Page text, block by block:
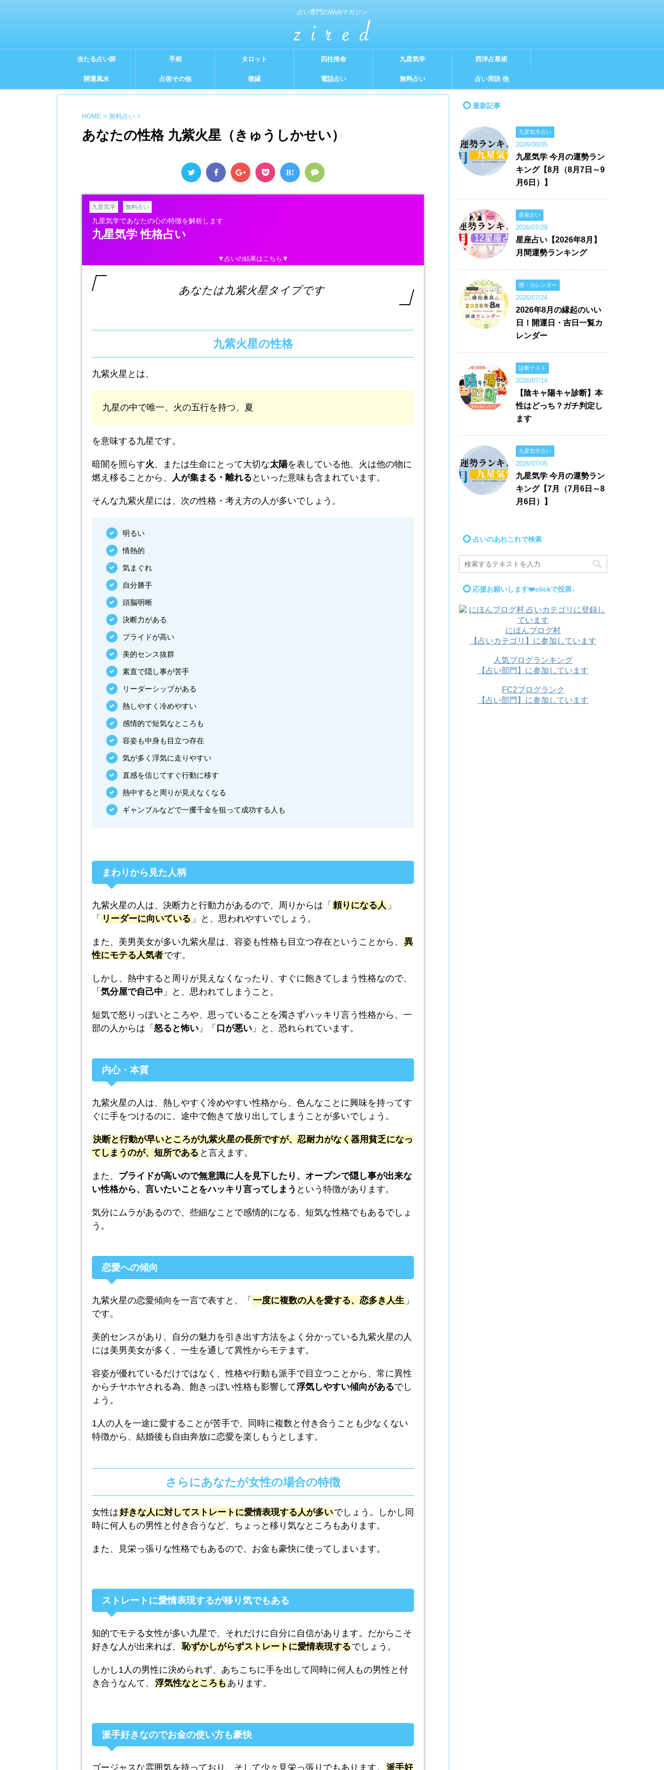
占い専門のWebマガジン
当たる占い師 手相 タロット 四柱推命 九星気学 西洋占星術
開運風水 占術その他 復縁 電話占い 無料占い 占い用語 他
HOME > 無料占い >
あなたの性格 九紫火星（きゅうしかせい）
B!
九星気学 無料占い
九星気学であなたの心の特徴を解析します
九星気学 性格占い
▼占いの結果はこちら▼
あなたは九紫火星タイプです
九紫火星の性格
九紫火星とは、
九星の中で唯一、火の五行を持つ、夏
を意味する九星です。
暗闇を照らす火、または生命にとって大切な太陽を表している他、火は他の物に
燃え移ることから、 人が集まる・離れる といった意味も含まれています。
そんな九紫火星には、次の性格・考え方の人が多いでしょう。
明るい
情熱的
気まぐれ
自分勝手
頭脳明晰
決断力がある
プライドが高い
美的センス抜群
素直で隠し事が苦手
リーダーシップがある
熱しやすく冷めやすい
感情的で短気なところも
容姿も中身も目立つ存在
気が多く浮気に走りやすい
直感を信じてすぐ行動に移す
熱中すると周りが見えなくなる
ギャンブルなどで一攫千金を狙って成功する人も
まわりから見た人柄
九紫火星の人は、決断力と行動力があるので、周りからは「 頼りになる人 」
「 リーダーに向いている 」と、思われやすいでしょう。
また、美男美女が多い九紫火星は、容姿も性格も目立つ存在ということから、 異
性にモテる人気者です。
しかし、熱中すると周りが見えなくなったり、すぐに飽きてしまう性格なので、
「 気分屋で自己中 」と、思われてしまうこと。
短気で怒りっぽいところや、思っていることを濁さずハッキリ言う性格から、一
部の人からは「 怒ると怖い 」「 口が悪い 」と、恐れられています。
内心・本質
九紫火星の人は、熱しやすく冷めやすい性格から、色んなことに興味を持ってす
ぐに手をつけるのに、途中で飽きて放り出してしまうことが多いでしょう。
決断と行動が早いところが九紫火星の長所ですが、忍耐力がなく器用貧乏になっ
てしまうのが、短所である と言えます。
また、 プライドが高いので無意識に人を見下したり、オープンで隠し事が出来な
い性格から、言いたいことをハッキリ言ってしまう という特徴があります。
気分にムラがあるので、些細なことで感情的になる、短気な性格でもあるでしょ
う。
恋愛への傾向
九紫火星の恋愛傾向を一言で表すと、「 一度に複数の人を愛する、恋多き人生 」
です。
美的センスがあり、自分の魅力を引き出す方法をよく分かっている九紫火星の人
には美男美女が多く、一生を通して異性からモテます。
容姿が優れているだけではなく、性格や行動も派手で目立つことから、常に異性
からチヤホヤされる為、飽きっぽい性格も影響して浮気しやすい傾向があるでし
ょう。
1人の人を一途に愛することが苦手で、同時に複数と付き合うことも少なくない
特徴から、結婚後も自由奔放に恋愛を楽しもうとします。
さらにあなたが女性の場合の特徴
女性は好きな人に対してストレートに愛情表現する人が多いでしょう。しかし同
時に何人もの男性と付き合うなど、ちょっと移り気なところもあります。
また、見栄っ張りな性格でもあるので、お金も豪快に使ってしまいます。
ストレートに愛情表現するが移り気でもある
知的でモテる女性が多い九星で、それだけに自分に自信があります。だからこそ
好きな人が出来れば、 恥ずかしがらずストレートに愛情表現する でしょう。
しかし1人の男性に決められず、あちこちに手を出して同時に何人もの男性と付
き合うなんて、 浮気性なところも あります。
派手好きなのでお金の使い方も豪快
ゴージャスな雰囲気を持っており、そして少々見栄っ張りでもあります。 派手好
最新記事
九星気学占い
2026/08/05
九星気学 今月の運勢ラン
キング【8月（8月7日～9
月6日）】
星座占い
2026/07/29
星座占い【2026年8月】
月間運勢ランキング
暦・カレンダー
2026/07/24
2026年8月の縁起のいい
日！開運日・吉日一覧カ
レンダー
診断テスト
2026/07/14
【陰キャ陽キャ診断】本
性はどっち？ガチ判定し
ます
九星気学占い
2026/07/05
九星気学 今月の運勢ラン
キング【7月（7月6日～8
月6日）】
占いのあれこれで検索
応援お願いします❤️clickで投票↓
にほんブログ村
【占いカテゴリ】に参加しています
人気ブログランキング
【占い部門】に参加しています
FC2ブログランク
【占い部門】に参加しています